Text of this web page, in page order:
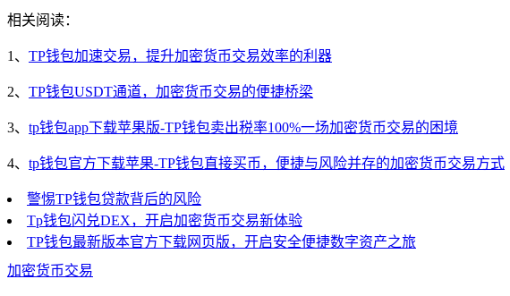
相关阅读：
1、 TP钱包加速交易，提升加密货币交易效率的利器
2、 TP钱包USDT通道，加密货币交易的便捷桥梁
3、 tp钱包app下载苹果版-TP钱包卖出税率100%一场加密货币交易的困境
4、 tp钱包官方下载苹果-TP钱包直接买币，便捷与风险并存的加密货币交易方式
警惕TP钱包贷款背后的风险
Tp钱包闪兑DEX，开启加密货币交易新体验
TP钱包最新版本官方下载网页版，开启安全便捷数字资产之旅
加密货币交易